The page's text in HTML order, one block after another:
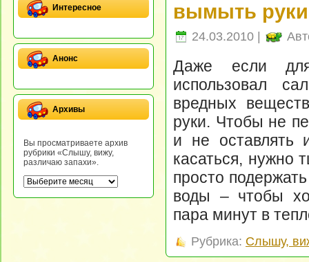
Интересное
Анонс
Архивы
Вы просматриваете архив
рубрики «Слышу, вижу,
различаю запахи».
вымыть
24.03.2010 |
Даже если
использовал
вредных
руки. Чтобы не
и не оставлять
касаться, нужно
просто
воды – чтобы
пара минут в
Рубрика: Слышу,